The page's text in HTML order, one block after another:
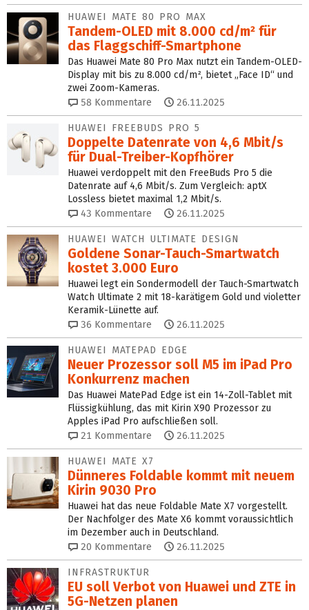
HUAWEI MATE 80 PRO MAX
Tandem-OLED mit 8.000 cd/m² für
das Flaggschiff-Smartphone
Das Huawei Mate 80 Pro Max nutzt ein Tandem-OLED-
Display mit bis zu 8.000 cd/m², bietet „Face ID“ und
zwei Zoom-Kameras.
58 Kommentare 26.11.2025
HUAWEI FREEBUDS PRO 5
Doppelte Datenrate von 4,6 Mbit/s
für Dual-Treiber-Kopfhörer
Huawei verdoppelt mit den FreeBuds Pro 5 die
Datenrate auf 4,6 Mbit/s. Zum Vergleich: aptX
Lossless bietet maximal 1,2 Mbit/s.
43 Kommentare 26.11.2025
HUAWEI WATCH ULTIMATE DESIGN
Goldene Sonar-Tauch-Smartwatch
kostet 3.000 Euro
Huawei legt ein Sondermodell der Tauch-Smartwatch
Watch Ultimate 2 mit 18-karätigem Gold und violetter
Keramik-Lünette auf.
36 Kommentare 26.11.2025
HUAWEI MATEPAD EDGE
Neuer Prozessor soll M5 im iPad Pro
Konkurrenz machen
Das Huawei MatePad Edge ist ein 14-Zoll-Tablet mit
Flüssigkühlung, das mit Kirin X90 Prozessor zu
Apples iPad Pro aufschließen soll.
21 Kommentare 26.11.2025
HUAWEI MATE X7
Dünneres Foldable kommt mit neuem
Kirin 9030 Pro
Huawei hat das neue Foldable Mate X7 vorgestellt.
Der Nachfolger des Mate X6 kommt voraussichtlich
im Dezember auch in Deutschland.
20 Kommentare 26.11.2025
INFRASTRUKTUR
EU soll Verbot von Huawei und ZTE in
5G-Netzen planen